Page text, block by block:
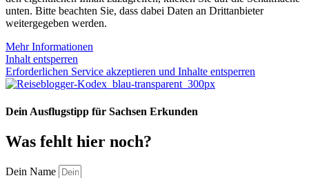
unten. Bitte beachten Sie, dass dabei Daten an Drittanbieter
weitergegeben werden.
Mehr Informationen
Inhalt entsperren
Erforderlichen Service akzeptieren und Inhalte entsperren
Dein Ausflugstipp für Sachsen Erkunden
Was fehlt hier noch?
Dein Name